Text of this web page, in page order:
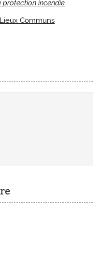
protection incendie
Communs